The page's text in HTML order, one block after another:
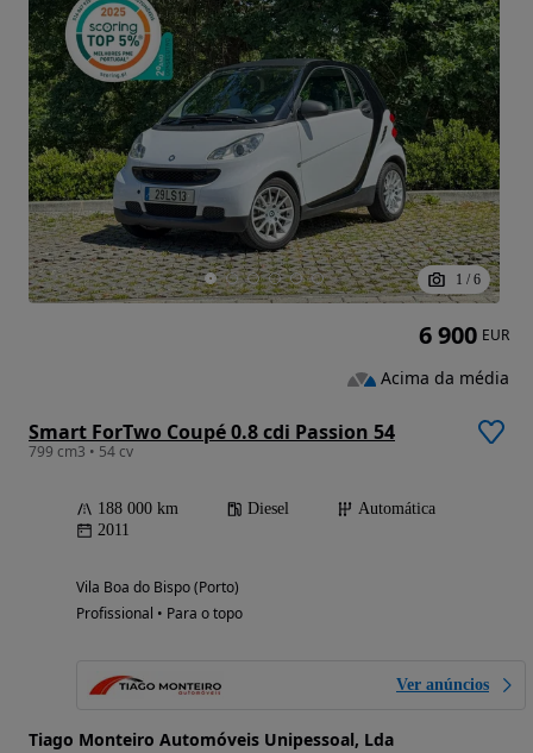
1 / 6
Smart ForTwo Coupé 0.8 cdi Passion 54
799 cm3 • 54 cv
188 000 km Diesel
Automática
2011
Vila Boa do Bispo (Porto)
Profissional • Para o topo
Ver anúncios
Tiago Monteiro Automóveis Unipessoal, Lda
6 900 EUR
Acima da média